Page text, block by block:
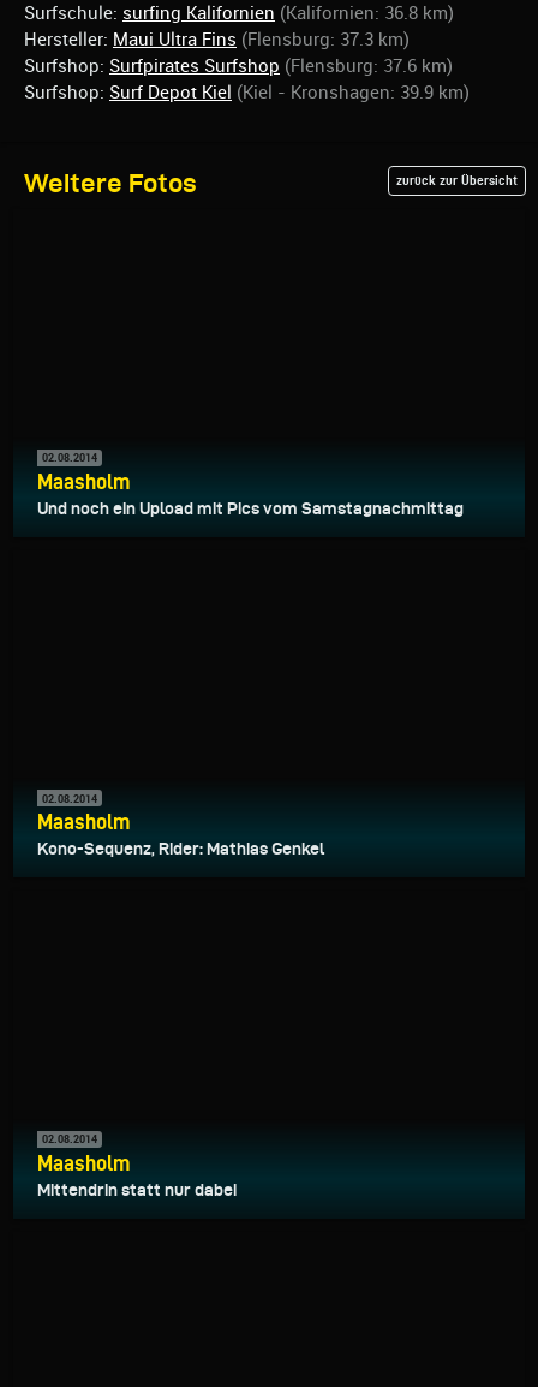
Surfschule: surfing Kalifornien (Kalifornien: 36.8 km)
Hersteller: Maui Ultra Fins (Flensburg: 37.3 km)
Surfshop: Surfpirates Surfshop (Flensburg: 37.6 km)
Surfshop: Surf Depot Kiel (Kiel - Kronshagen: 39.9 km)
Weitere Fotos zurück zur Übersicht
02.08.2014
Maasholm
Und noch ein Upload mit Pics vom Samstagnachmittag
02.08.2014
Maasholm
Kono-Sequenz, Rider: Mathias Genkel
02.08.2014
Maasholm
Mittendrin statt nur dabei